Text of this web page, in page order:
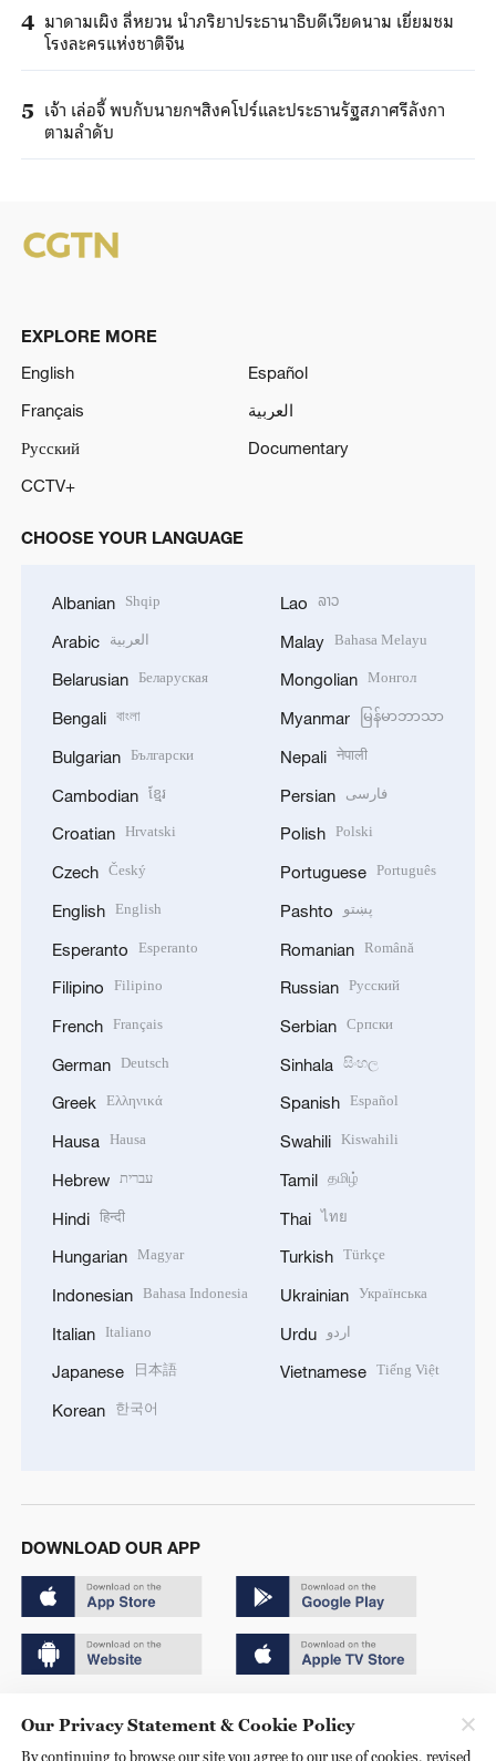
4 มาดามเผิง ลี่หยวน นำภริยาประธานาธิบดีเวียดนาม เยี่ยมชม
โรงละครแห่งชาติจีน
5 เจ้า เล่อจี้ พบกับนายกฯสิงคโปร์และประธานรัฐสภาศรีลังกา
ตามลำดับ
EXPLORE MORE
English
Español
Français
العربية
Русский
Documentary
CCTV+
CHOOSE YOUR LANGUAGE
Albanian Shqip
Arabic العربية
Belarusian Беларуская
Bengali বাংলা
Bulgarian Български
Cambodian ខ្មែរ
Croatian Hrvatski
Czech Český
English English
Esperanto Esperanto
Filipino Filipino
French Français
German Deutsch
Greek Ελληνικά
Hausa Hausa
Hebrew עברית
Hindi हिन्दी
Hungarian Magyar
Indonesian Bahasa Indonesia
Italian Italiano
Japanese 日本語
Korean 한국어
Lao ລາວ
Malay Bahasa Melayu
Mongolian Монгол
Myanmar မြန်မာဘာသာ
Nepali नेपाली
Persian فارسی
Polish Polski
Portuguese Português
Pashto پښتو
Romanian Română
Russian Русский
Serbian Српски
Sinhala සිංහල
Spanish Español
Swahili Kiswahili
Tamil தமிழ்
Thai ไทย
Turkish Türkçe
Ukrainian Українська
Urdu اردو
Vietnamese Tiếng Việt
DOWNLOAD OUR APP
京ICP备20000184号
Our Privacy Statement & Cookie Policy
By continuing to browse our site you agree to our use of cookies, revised